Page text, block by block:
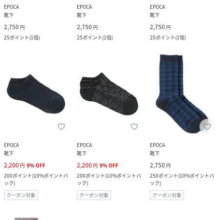
EPOCA
靴下
2,750 円
25ポイント(1倍)
EPOCA
靴下
2,750 円
25ポイント(1倍)
EPOCA
靴下
2,750 円
25ポイント(1倍)
EPOCA
靴下
2,200 円 9%OFF
200ポイント(10%ポイントバ
ック)
クーポン対象
EPOCA
靴下
2,200 円 9%OFF
200ポイント(10%ポイントバ
ック)
クーポン対象
EPOCA
靴下
2,750 円
250ポイント(10%ポイントバ
ック)
クーポン対象